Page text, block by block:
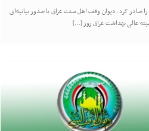
صادر کرد. دیوان وقف اهل سنت عراق با صدور بیانیه‌ای
عالی بهداشت عراق روز […]